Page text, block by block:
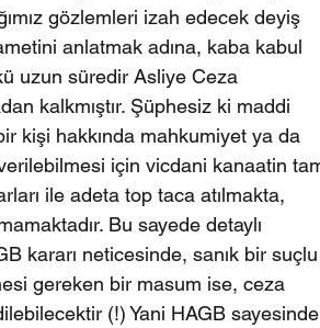
gözlemleri izah edecek deyiş
anlatmak adına, kaba kabul
uzun süredir Asliye Ceza
kalkmıştır. Şüphesiz ki maddi
kişi hakkında mahkumiyet ya da
için vicdani kanaatin
ile adeta top taca atılmakta,
Bu sayede detaylı
kararı neticesinde, sanık bir suçlu
gereken bir masum ise, ceza
(!) Yani HAGB sayesinde